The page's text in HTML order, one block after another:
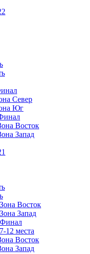
Север
Юг
Восток
Запад
Восток
Запад
Финал
12 места
Восток
Запад